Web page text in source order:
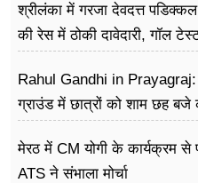
श्रीलंका में गरजा देवदत्त
की रेस में ठोकी दावेदारी, गॉल
Rahul Gandhi in Prayagraj:
ग्राउंड में छात्रों को शाम छह बजे
मेरठ में CM योगी के कार्यक्रम से
ATS ने संभाला मोर्चा